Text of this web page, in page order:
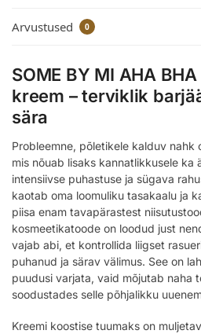
Arvustused 0
SOME BY MI AHA
kreem – terviklik
sära
Probleemne, põletikele kalduv nahk
mis nõuab lisaks kannatlikkusele ka
intensiivse puhastuse ja sügava
kaotab oma loomuliku tasakaalu ja
piisa enam tavapärastest
kosmeetikatoode on loodud just
vajab abi, et kontrollida liigset
puhanud ja särav välimus. See on
puudusi varjata, vaid mõjutab naha
soodustades selle põhjalikku
Kreemi koostise tuumaks on